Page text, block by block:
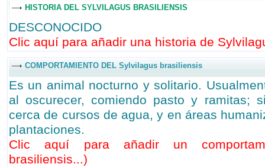
HISTORIA DEL SYLVILAGUS BRASILIENSIS
DESCONOCIDO
Clic aquí para añadir una historia de
COMPORTAMIENTO DEL Sylvilagus brasiliensis
Es un animal nocturno y solitario.
al oscurecer, comiendo pasto y ramitas;
cerca de cursos de agua, y en áreas
plantaciones.
Clic aquí para añadir un
brasiliensis...)